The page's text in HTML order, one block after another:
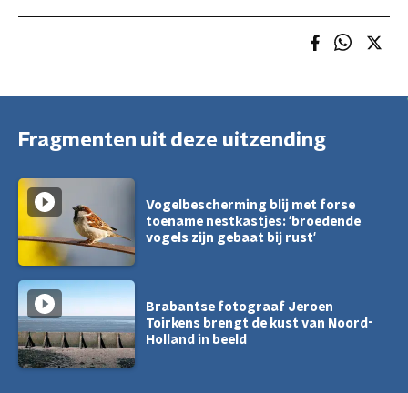
Fragmenten uit deze uitzending
Vogelbescherming blij met forse
toename nestkastjes: 'broedende
vogels zijn gebaat bij rust'
Brabantse fotograaf Jeroen
Toirkens brengt de kust van Noord-
Holland in beeld